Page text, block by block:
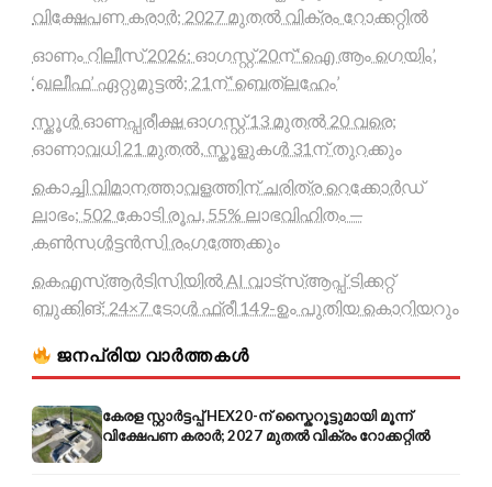
വിക്ഷേപണ കരാർ; 2027 മുതൽ വിക്രം റോക്കറ്റിൽ
ഓണം റിലീസ് 2026: ഓഗസ്റ്റ് 20ന് ‘ഐ ആം ഗെയിം’,
‘ഖലീഫ’ ഏറ്റുമുട്ടൽ; 21ന് ‘ബെത്‌ലഹേം’
സ്കൂൾ ഓണപ്പരീക്ഷ ഓഗസ്റ്റ് 13 മുതൽ 20 വരെ;
ഓണാവധി 21 മുതൽ, സ്കൂളുകൾ 31ന് തുറക്കും
കൊച്ചി വിമാനത്താവളത്തിന് ചരിത്ര റെക്കോർഡ്
ലാഭം; 502 കോടി രൂപ, 55% ലാഭവിഹിതം —
കൺസൾട്ടൻസി രംഗത്തേക്കും
കെഎസ്ആർടിസിയിൽ AI വാട്സ്ആപ്പ് ടിക്കറ്റ്
ബുക്കിങ്; 24×7 ടോൾ ഫ്രീ 149-ഉം പുതിയ കൊറിയറും
ജനപ്രിയ വാർത്തകൾ
കേരള സ്റ്റാർട്ടപ്പ് HEX20-ന് സ്കൈറൂട്ടുമായി മൂന്ന്
വിക്ഷേപണ കരാർ; 2027 മുതൽ വിക്രം റോക്കറ്റിൽ